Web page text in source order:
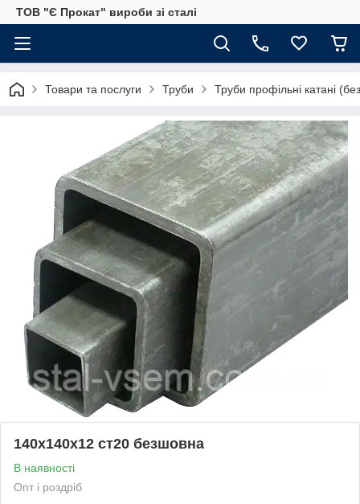
ТОВ "Є Прокат" вироби зі сталі
Товари та послуги Труби Труби профільні катані
140х140х12 ст20 безшовна
В наявності
Опт і роздріб